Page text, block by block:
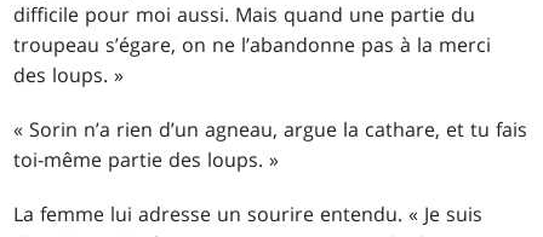
difficile pour moi aussi. Mais quand une partie du
troupeau s’égare, on ne l’abandonne pas à la merci
des loups. »
« Sorin n’a rien d’un agneau, argue la cathare, et tu fais
toi-même partie des loups. »
La femme lui adresse un sourire entendu. « Je suis